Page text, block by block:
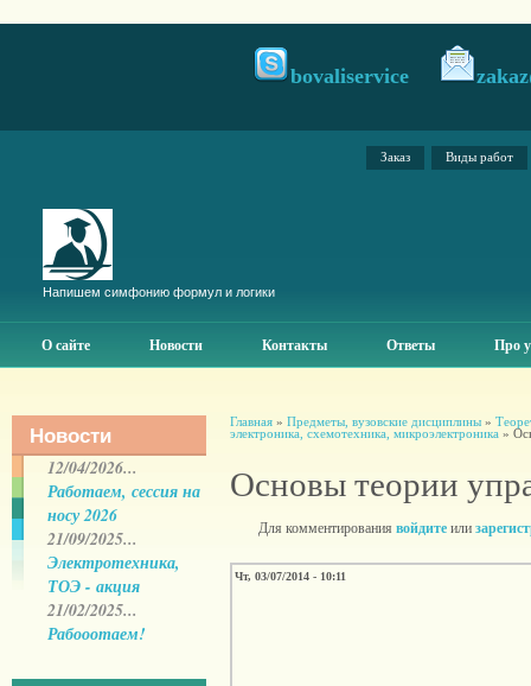
bovaliservice
Заказ Виды работ
Напишем симфонию формул и логики
О сайте Новости Контакты Ответы Про
Новости
12/04/2026...
Работаем, сессия на
носу 2026
21/09/2025...
Электротехника,
ТОЭ - акция
21/02/2025...
Рабооотаем!
Главная» Предметы, вузовские дисциплины»
электроника, схемотехника, микроэлектроника »
Основы теории
Для комментирования войдитеили
Чт, 03/07/2014 - 10:11